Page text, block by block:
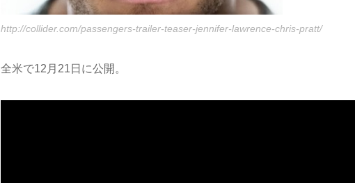
http://collider.com/passengers-trailer-teaser-jennifer-lawrence-chris-pratt/
全米で12月21日に公開。